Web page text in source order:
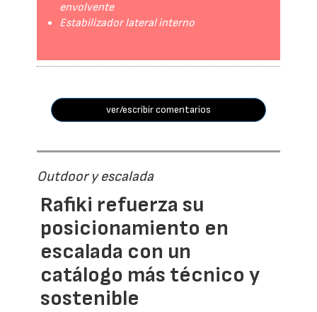
envolvente
Estabilizador lateral interno
ver/escribir comentarios
Outdoor y escalada
Rafiki refuerza su
posicionamiento en
escalada con un
catálogo más técnico y
sostenible